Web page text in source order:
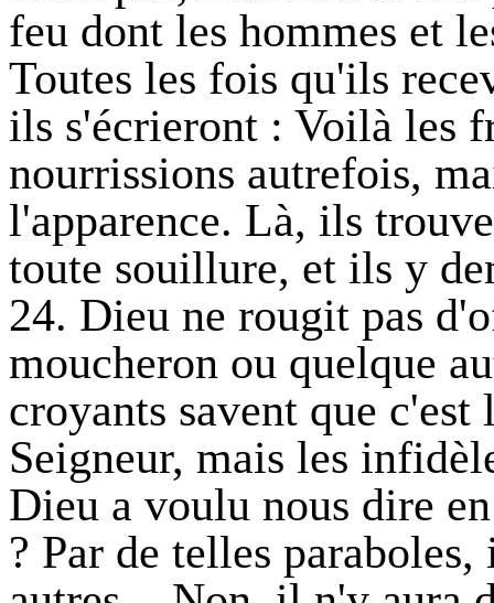
feu dont les hommes et
Toutes les fois qu'ils
ils s'écrieront : Voilà les
nourrissions autrefois,
l'apparence. Là, ils
toute souillure, et ils y
24. Dieu ne rougit pas
moucheron ou quelque
croyants savent que
Seigneur, mais les
Dieu a voulu nous dire
? Par de telles